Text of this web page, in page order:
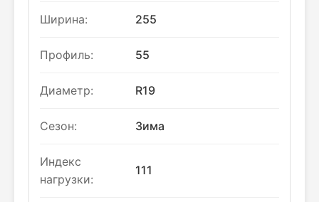
Ширина: 255
Профиль: 55
Диаметр: R19
Сезон: Зима
Индекс
нагрузки:
111